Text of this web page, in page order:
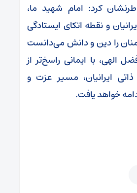
کرد: امام شهید ما،
و نقطه اتکای ایستادگی
را دین و دانش می‌دانست
الهی، با ایمانی راسخ‌تر از
ایرانیان، مسیر عزت و
خواهد یافت.